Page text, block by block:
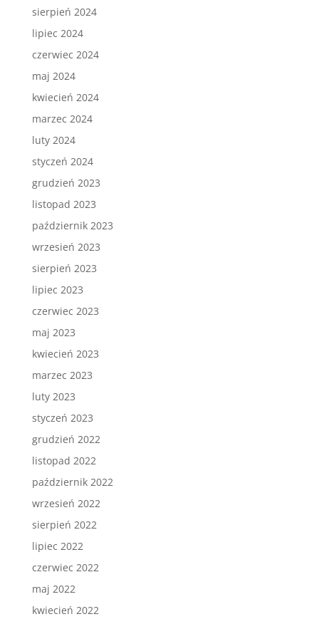
sierpień 2024
lipiec 2024
czerwiec 2024
maj 2024
kwiecień 2024
marzec 2024
luty 2024
styczeń 2024
grudzień 2023
listopad 2023
październik 2023
wrzesień 2023
sierpień 2023
lipiec 2023
czerwiec 2023
maj 2023
kwiecień 2023
marzec 2023
luty 2023
styczeń 2023
grudzień 2022
listopad 2022
październik 2022
wrzesień 2022
sierpień 2022
lipiec 2022
czerwiec 2022
maj 2022
kwiecień 2022